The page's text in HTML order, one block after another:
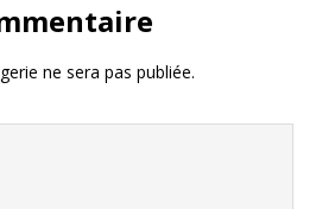
ne sera pas publiée.